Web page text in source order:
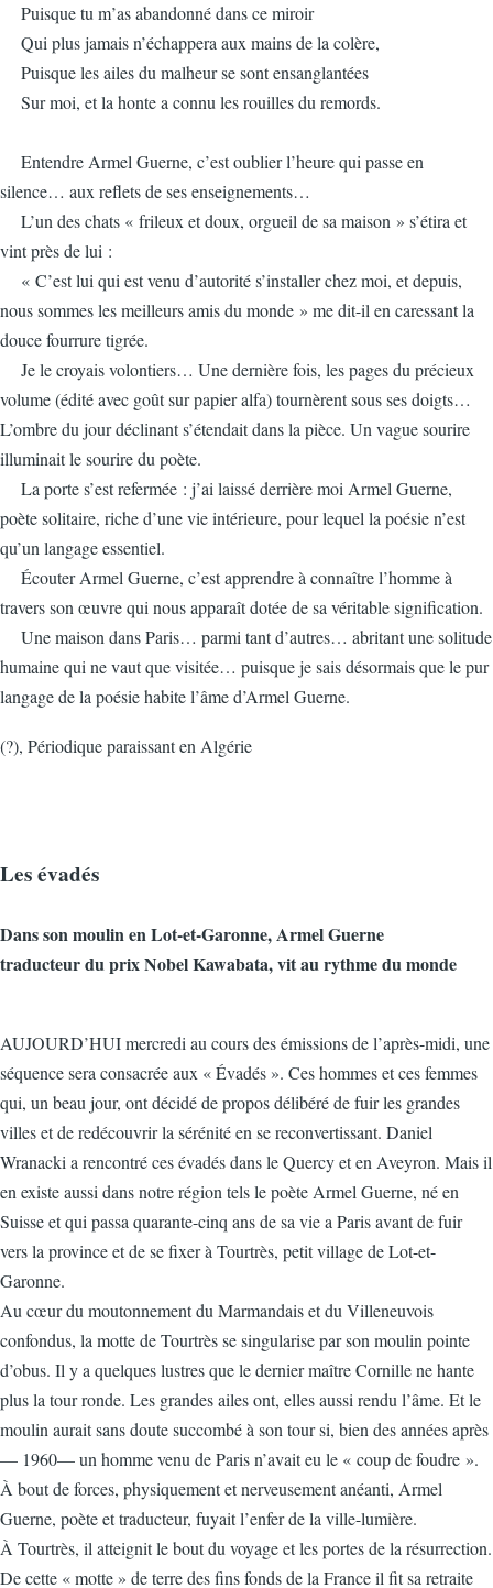
Puisque tu m’as abandonné dans ce miroir
Qui plus jamais n’échappera aux mains de la colère,
Puisque les ailes du malheur se sont ensanglantées
Sur moi, et la honte a connu les rouilles du remords.
Entendre Armel Guerne, c’est oublier l’heure qui passe en
silence… aux reflets de ses enseignements…
L’un des chats « frileux et doux, orgueil de sa maison » s’étira et
vint près de lui :
« C’est lui qui est venu d’autorité s’installer chez moi, et depuis,
nous sommes les meilleurs amis du monde » me dit-il en caressant la
douce fourrure tigrée.
Je le croyais volontiers… Une dernière fois, les pages du précieux
volume (édité avec goût sur papier alfa) tournèrent sous ses doigts…
L’ombre du jour déclinant s’étendait dans la pièce. Un vague sourire
illuminait le sourire du poète.
La porte s’est refermée : j’ai laissé derrière moi Armel Guerne,
poète solitaire, riche d’une vie intérieure, pour lequel la poésie n’est
qu’un langage essentiel.
Écouter Armel Guerne, c’est apprendre à connaître l’homme à
travers son œuvre qui nous apparaît dotée de sa véritable signification.
Une maison dans Paris… parmi tant d’autres… abritant une solitude
humaine qui ne vaut que visitée… puisque je sais désormais que le pur
langage de la poésie habite l’âme d’Armel Guerne.
(?), Périodique paraissant en Algérie
Les évadés
Dans son moulin en Lot-et-Garonne, Armel Guerne
traducteur du prix Nobel Kawabata, vit au rythme du monde
AUJOURD’HUI mercredi au cours des émissions de l’après-midi, une
séquence sera consacrée aux « Évadés ». Ces hommes et ces femmes
qui, un beau jour, ont décidé de propos délibéré de fuir les grandes
villes et de redécouvrir la sérénité en se reconvertissant. Daniel
Wranacki a rencontré ces évadés dans le Quercy et en Aveyron. Mais il
en existe aussi dans notre région tels le poète Armel Guerne, né en
Suisse et qui passa quarante-cinq ans de sa vie a Paris avant de fuir
vers la province et de se fixer à Tourtrès, petit village de Lot-et-
Garonne.
Au cœur du moutonnement du Marmandais et du Villeneuvois
confondus, la motte de Tourtrès se singularise par son moulin pointe
d’obus. Il y a quelques lustres que le dernier maître Cornille ne hante
plus la tour ronde. Les grandes ailes ont, elles aussi rendu l’âme. Et le
moulin aurait sans doute succombé à son tour si, bien des années après
— 1960— un homme venu de Paris n’avait eu le « coup de foudre ».
À bout de forces, physiquement et nerveusement anéanti, Armel
Guerne, poète et traducteur, fuyait l’enfer de la ville-lumière.
À Tourtrès, il atteignit le bout du voyage et les portes de la résurrection.
De cette « motte » de terre des fins fonds de la France il fit sa retraite